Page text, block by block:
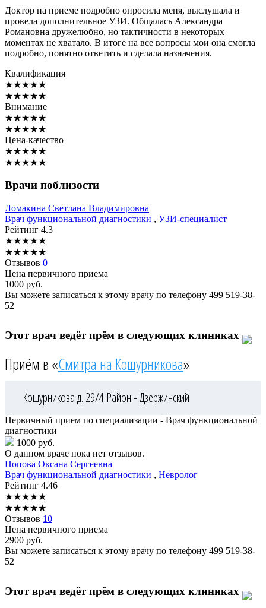
Доктор на приеме подробно опросила меня, выслушала и
провела дополнительное УЗИ. Общалась Александра
Романовна дружелюбно, но тактичности в некоторых
моментах не хватало. В итоге на все вопросы мои она смогла
подробно, понятно ответить и сделала назначения.
Квалификация
★★★★★
★★★★★
Внимание
★★★★★
★★★★★
Цена-качество
★★★★★
★★★★★
Врачи поблизости
Ломакина Светлана Владимировна
Врач функциональной диагностики , УЗИ-специалист
Рейтинг 4.3
★★★★★
★★★★★
Отзывов 0
Цена первичного приема
1000 руб.
Вы можете записаться к этому врачу по телефону 499 519-38-
52
Этот врач ведёт прём в следующих клиниках
Приём в «Смитра на Кошурникова»
Кошурникова д. 29/4 Район - Дзержинский
Первичный прием по специализации - Врач функциональной
диагностики
1000 руб.
О данном враче пока нет отзывов.
Попова Оксана Сергеевна
Врач функциональной диагностики , Невролог
Рейтинг 4.46
★★★★★
★★★★★
Отзывов 10
Цена первичного приема
2900 руб.
Вы можете записаться к этому врачу по телефону 499 519-38-
52
Этот врач ведёт прём в следующих клиниках